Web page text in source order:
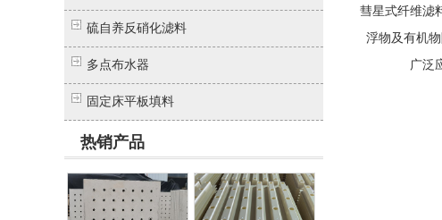
硫自养反硝化滤料
多点布水器
固定床平板填料
热销产品
彗星式纤维滤
浮物及有机
广泛